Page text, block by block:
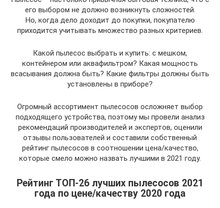
его выбором не должно возникнуть сложностей.
Но, когда дело доходит до покупки, покупателю
приходится учитывать множество разных критериев.
Какой пылесос выбрать и купить: с мешком,
контейнером или аквафильтром? Какая мощность
всасывания должна быть? Какие фильтры должны быть
установлены в приборе?
Огромный ассортимент пылесосов осложняет выбор
подходящего устройства, поэтому мы провели анализ
рекомендаций производителей и экспертов, оценили
отзывы пользователей и составили собственный
рейтинг пылесосов в соотношении цена/качество,
которые смело можно назвать лучшими в 2021 году.
Рейтинг ТОП-26 лучших пылесосов 2021
года по цене/качеству 2020 года